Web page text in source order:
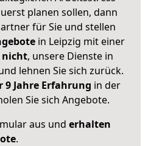
planen sollen, dann
für Sie und stellen
in Leipzig mit einer
nicht, unsere Dienste in
lehnen Sie sich zurück.
9 Jahre Erfahrung in der
Sie sich Angebote.
aus und erhalten
.